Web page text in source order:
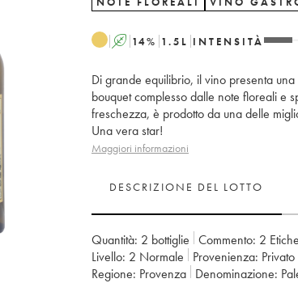
A 14% 1.5 L INTENSITÀ
Di grande equilibrio, il vino presenta
bouquet complesso dalle note floreali e
freschezza, è prodotto da una delle
Una vera star!
Maggiori informazioni
DESCRIZIONE DEL LOTTO
Quantità: 2 bottiglie Commento: 2
Livello: 2 Normale Provenienza: privato
Regione:
Provenza Denominazione: